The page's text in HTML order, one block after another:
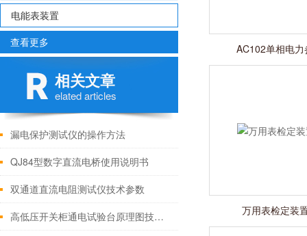
电能表装置
查看更多
相关文章
elated articles
漏电保护测试仪的操作方法
QJ84型数字直流电桥使用说明书
双通道直流电阻测试仪技术参数
高低压开关柜通电试验台原理图技术参数
AC102单相电
万用表检定装